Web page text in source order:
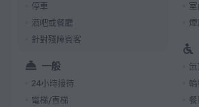
停車
酒吧或餐廳
針對殘障賓客
一般
24小時接待
電梯/直梯